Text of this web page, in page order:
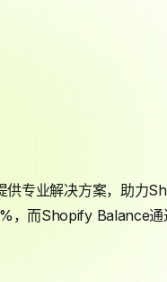
专业解决方案，助力
，而Shopify Balance